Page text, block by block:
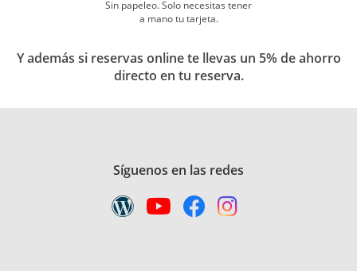
Sin papeleo. Solo necesitas tener
a mano tu tarjeta.
Y además si reservas online te llevas un 5% de ahorro
directo en tu reserva.
Síguenos en las redes